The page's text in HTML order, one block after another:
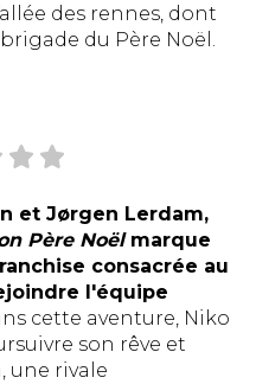
des rennes, dont
du Père Noël.
et Jørgen Lerdam,
Père Noëlmarque
consacrée au
l'équipe
cette aventure, Niko
son rêve et
une rivale